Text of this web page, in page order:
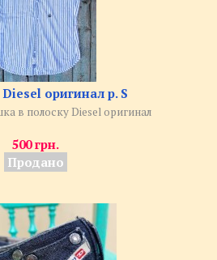
оригинал р. S
в полоску Diesel оригинал
500 грн.
Продано